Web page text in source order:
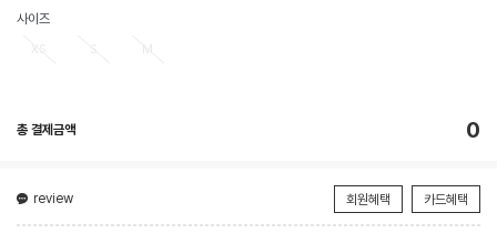
사이즈
총 결제금액 0
review 회원혜택 카드혜택